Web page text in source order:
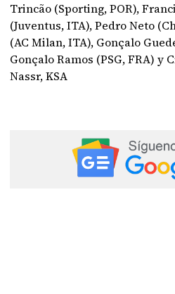
Trincão (Sporting, POR),
(Juventus, ITA), Pedro Neto
(AC Milan, ITA), Gonçalo
Gonçalo Ramos (PSG, FRA) y
Nassr, KSA